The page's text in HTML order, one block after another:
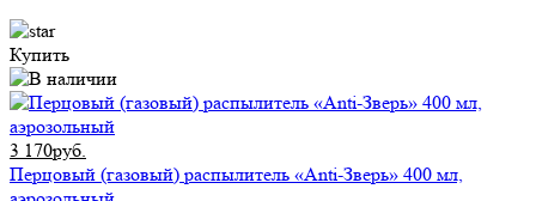
Купить
3 170руб.
Перцовый (газовый) распылитель «Anti-Зверь» 400 мл,